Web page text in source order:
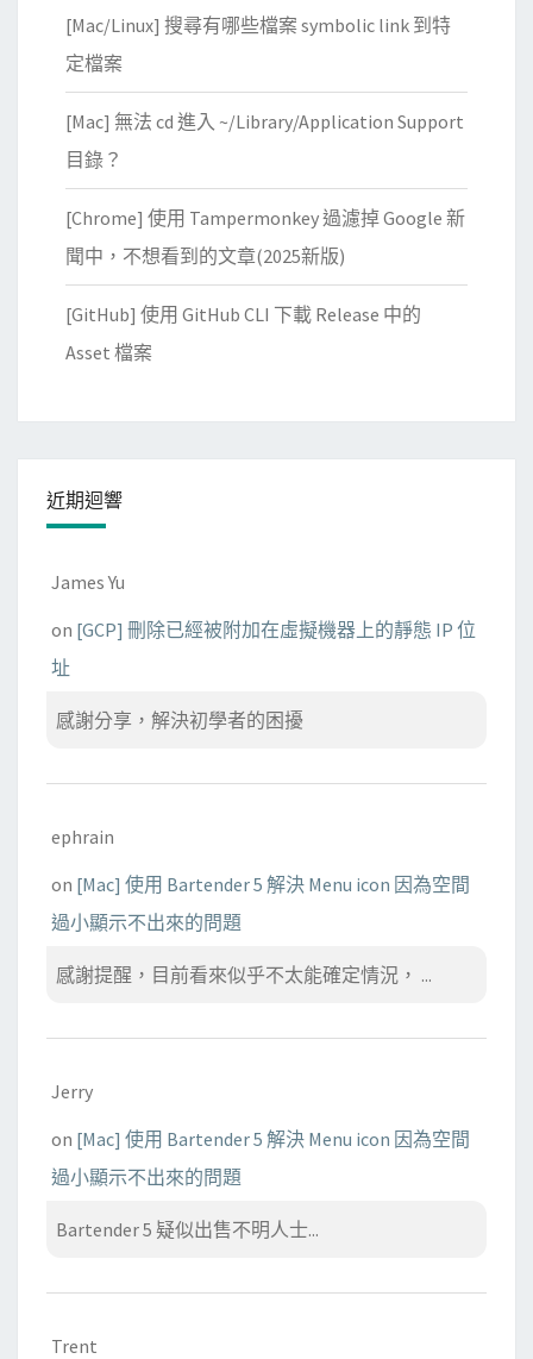
[Mac/Linux] 搜尋有哪些檔案 symbolic link 到特
定檔案
[Mac] 無法 cd 進入 ~/Library/Application Support
目錄？
[Chrome] 使用 Tampermonkey 過濾掉 Google 新
聞中，不想看到的文章(2025新版)
[GitHub] 使用 GitHub CLI 下載 Release 中的
Asset 檔案
近期迴響
James Yu
on [GCP] 刪除已經被附加在虛擬機器上的靜態 IP 位
址
感謝分享，解決初學者的困擾
ephrain
on [Mac] 使用 Bartender 5 解決 Menu icon 因為空間
過小顯示不出來的問題
感謝提醒，目前看來似乎不太能確定情況， ...
Jerry
on [Mac] 使用 Bartender 5 解決 Menu icon 因為空間
過小顯示不出來的問題
Bartender 5 疑似出售不明人士...
Trent